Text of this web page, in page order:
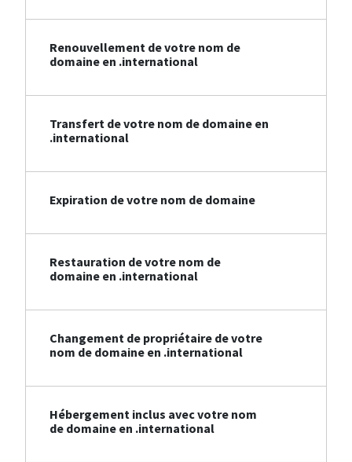
Renouvellement de votre nom de
domaine en .international
Transfert de votre nom de domaine en
.international
Expiration de votre nom de domaine
Restauration de votre nom de
domaine en .international
Changement de propriétaire de votre
nom de domaine en .international
Hébergement inclus avec votre nom
de domaine en .international